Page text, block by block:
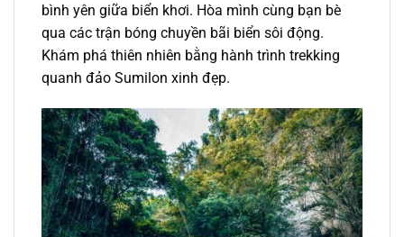
bình yên giữa biển khơi. Hòa mình cùng bạn bè
qua các trận bóng chuyền bãi biển sôi động.
Khám phá thiên nhiên bằng hành trình trekking
quanh đảo Sumilon xinh đẹp.